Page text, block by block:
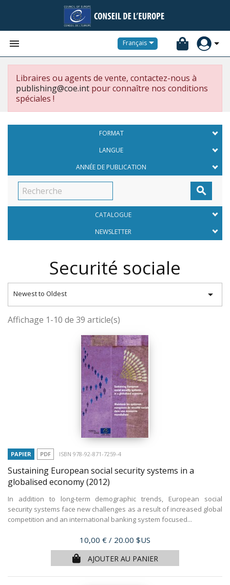
 Français
Libraires ou agents de vente, contactez-nous à
publishing@coe.int pour connaître nos conditions
spéciales !
FORMAT
LANGUE
ANNÉE DE PUBLICATION

CATALOGUE
NEWSLETTER
Securité sociale
Newest to Oldest 
Affichage 1-10 de 39 article(s)
PAPIER PDF ISBN 978-92-871-7259-4
Sustaining European social security systems in a
globalised economy(2012)
In addition to long-term demographic trends, European social
security systems face new challenges as a result of increased global
competition and an international banking system focused...
Prix
10,00 € / 20.00 $US
AJOUTER AU PANIER